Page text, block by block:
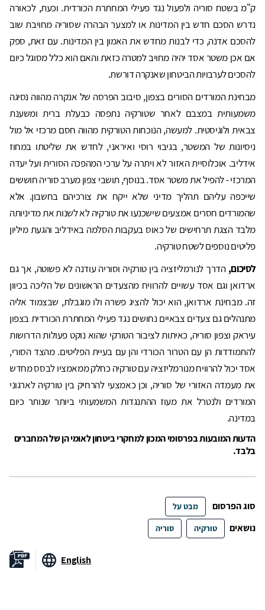
ק"מ בשטח סוריה ולפעול נגד פעילי המחתרת הכורדית. וכעת, לכאורה
נדרש הסכם חדש בין המדינות או למצער הבהרה שסוריה מחויבת שוב
להסכם אדנה, כדי לבנות מחדש את האמון בין המדינות. עם זאת, ספק
אם אכן משטר אסד יהיה מחויב למטרה כזאת והאם הוא כלל מסוגל כיום
להסכים לערבויות הביטחון שאנקרה דורשת.
מבחינת המורדים הסורים בצפון, סיבוב הפרסה של אנקרה מהווה נסיגה
משמעותית במצבם לאחר שטורקיה נתפסה כבעלת ברית ומשענת
צבאית ולוגיסטית. למעשה, הנוכחות הטורקית מהווה חסם מרכזי אל מול
ניסיונות של המשטר, בגיבוי רוסי ואיראני, לחדש את שליטתו במחוז
אידליב. אוכלוסיית האזור לא ויתרה על ערכי המהפכה הסורית ועל יעדה
המרכזי - להפיל את משטר אסד. בנוסף, תושבי צפון מערב סוריה חוששים
שייכפה עליהם תהליך מדיני שלא ייקח את צורכיהם בחשבון. אלא
שהמורדים חסרים אמצעים שישכנעו את טורקיה לא לשנות את מדיניותה
מלבד הצגת תרחישים של כאוס בעקבות הסלמה באידליב והגעת מיליון
פליטים נוספים לשטח טורקיה.
לסיכום,הדרך לנורמליזציה בין טורקיה וסוריה עודנה לא פשוטה, אך גם
ארדואן וגם אסד עשויים להרוויח מהצעדים הראשונים של הליכה בכיוון
זה. מבחינת ארדואן, הוא יכול להציג פשרה ולו מוגבלת, שבצמוד אליה
מתנהלים גם צעדים צבאיים נחושים נגד פעילי המחתרת הכורדית בצפון
עיראק וצפון סוריה, כאיתות לציבור הטורקי שהוא נוקט פעולות הדרושות
להתמודדות הן עם הטרור הכורדי והן עם בעיית הפליטים. מהצד הסורי,
אסד יכול להרוויח מנורמליזציה עם טורקיה כחלק ממאמציו לבסס מחדש
את מעמדה האזורי של סוריה, וכן כאמצעי להרחיק בין טורקיה לארגוני
המורדים ולנטרל את מעוז ההתנגדות המשמעותי ביותר שנותר כיום
במדינה.
הדעות המובעות בפרסומי המכון למחקרי ביטחון לאומי הן של המחברים
בלבד.
סוג הפרסום מבט על
נושאים טורקיה סוריה
English